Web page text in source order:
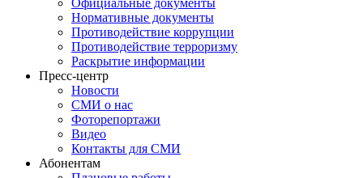
Нормативные документы
Противодействие коррупции
Противодействие терроризму
Раскрытие информации
Пресс-центр
Новости
СМИ о нас
Фоторепортажи
Видео
Контакты для СМИ
Абонентам